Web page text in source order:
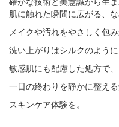
肌に触れた瞬間に広がる、
メイクや汚れをやさしく包み
洗い上がりはシルクのよう
敏感肌にも配慮した処方で、
一日の終わりを静かに整え
スキンケア体験を。